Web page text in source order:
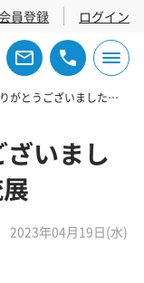
員登録 ログイン
【ご来場ありがとうございました！】第4回 関西物流展
ざいまし
2023年04月19日(水)